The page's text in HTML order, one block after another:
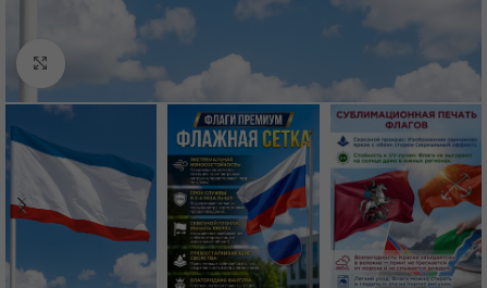
Нажмите, чтобы увеличить